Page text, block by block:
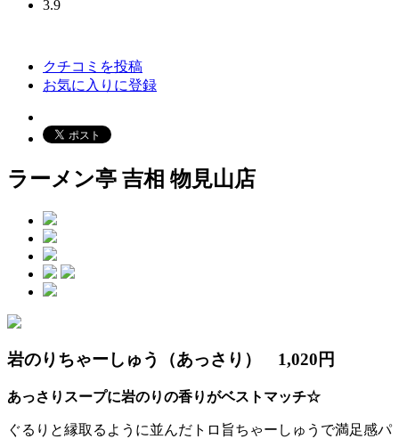
3.9
クチコミを投稿
お気に入りに登録
ラーメン亭 吉相 物見山店
岩のりちゃーしゅう（あっさり） 1,020円
あっさりスープに岩のりの香りがベストマッチ☆
ぐるりと縁取るように並んだトロ旨ちゃーしゅうで満足感パ